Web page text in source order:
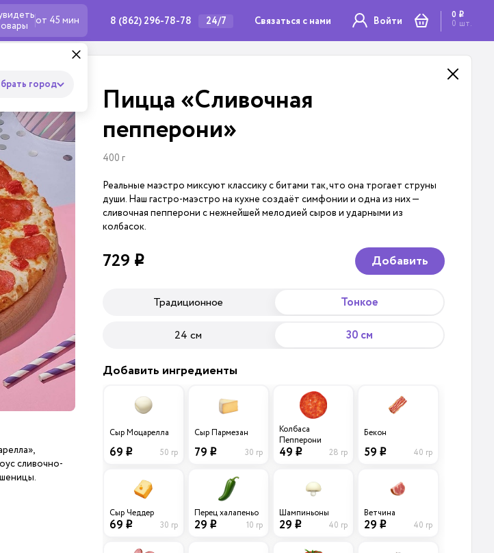
от 45 мин
город
8 (862) 296-78-78 24/7 Связаться с нами Войти 0 i
0 шт.
сливочно-
Пицца «Сливочная
пепперони»
400 г
Реальные маэстро миксуют классику с битами так, что она трогает струны
души. Наш гастро-маэстро на кухне создаёт симфонии и одна из них —
сливочная пепперони с нежнейшей мелодией сыров и ударными из
колбасок.
729 i Добавить
Традиционное Тонкое
24 см 30 см
Добавить ингредиенты
Сыр Моцарелла
69 i 50 гр
Сыр Пармезан
79 i 30 гр
Колбаса
Пепперони
49 i 28 гр
Бекон
59 i 40 гр
Сыр Чеддер
69 i 30 гр
Перец халапеньо
29 i 10 гр
Шампиньоны
29 i 40 гр
Ветчина
29 i 40 гр